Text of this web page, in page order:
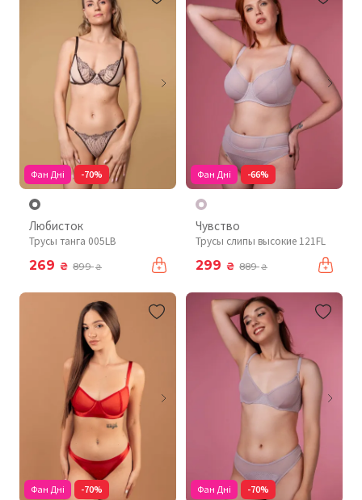
Фан Дні -70%
Любисток
Трусы танга 005LB
269 ₴ 899₴
Фан Дні -66%
Чувство
Трусы слипы высокие 121FL
299 ₴ 889₴
Фан Дні -70% Фан Дні -70%